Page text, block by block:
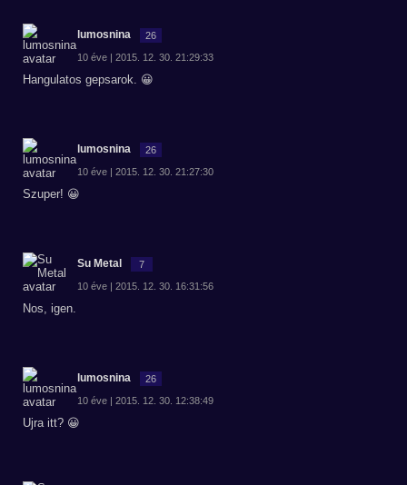
lumosnina 26
10 éve | 2015. 12. 30. 21:29:33
Hangulatos gepsarok. 😀
lumosnina 26
10 éve | 2015. 12. 30. 21:27:30
Szuper! 😀
Su Metal 7
10 éve | 2015. 12. 30. 16:31:56
Nos, igen.
lumosnina 26
10 éve | 2015. 12. 30. 12:38:49
Ujra itt? 😀